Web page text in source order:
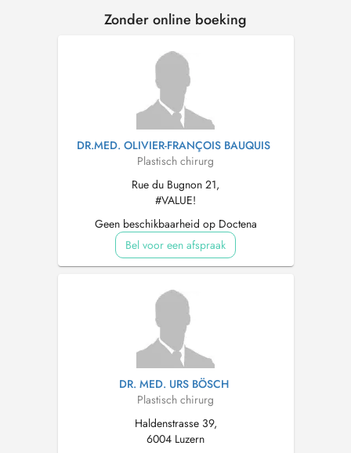
Zonder online boeking
DR.MED. OLIVIER-FRANÇOIS BAUQUIS
Plastisch chirurg
Rue du Bugnon 21,
#VALUE!
Geen beschikbaarheid op Doctena
Bel voor een afspraak
DR. MED. URS BÖSCH
Plastisch chirurg
Haldenstrasse 39,
6004 Luzern